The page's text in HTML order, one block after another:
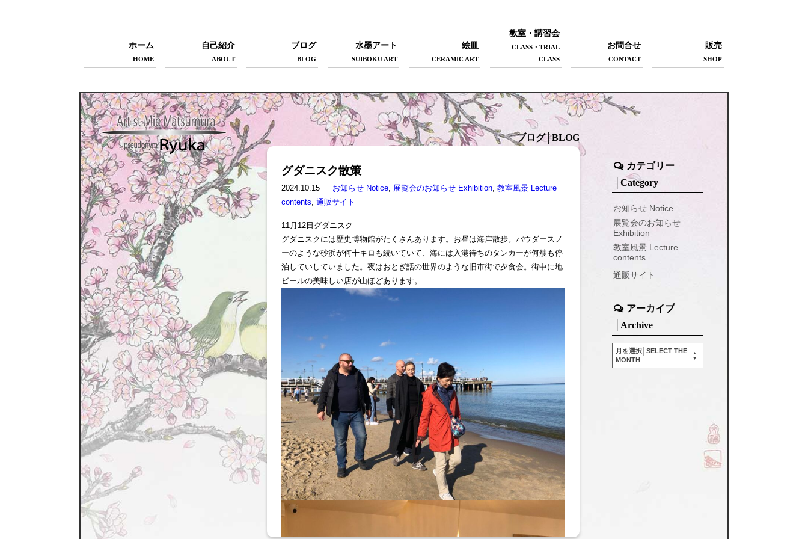
ホーム
HOME
自己紹介
ABOUT
ブログ
BLOG
水墨アート
SUIBOKU ART
絵皿
CERAMIC ART
教室・講習会
CLASS・TRIAL
CLASS
お問合せ
CONTACT
販売
SHOP
ブログ│BLOG
グダニスク散策
2024.10.15 ｜ お知らせ Notice, 展覧会のお知らせ Exhibition,教室風景 Lecture
contents,通販サイト
11月12日グダニスク
グダニスクには歴史博物館がたくさんあります。お昼は海岸散歩。パウダースノ
ーのような砂浜が何十キロも続いていて、海には入港待ちのタンカーが何艘も停
泊していしていました。夜はおとぎ話の世界のような旧市街で夕食会。街中に地
ビールの美味しい店が山ほどあります。
カテゴリー
│Category
お知らせ Notice
展覧会のお知らせ
Exhibition
教室風景 Lecture
contents
通販サイト
アーカイブ
│Archive
月を選択│SELECT THE
MONTH